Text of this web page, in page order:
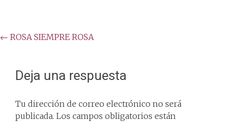
Post
← ROSA SIEMPRE ROSA
Deja una respuesta
Tu dirección de correo electrónico no será
publicada. Los campos obligatorios están